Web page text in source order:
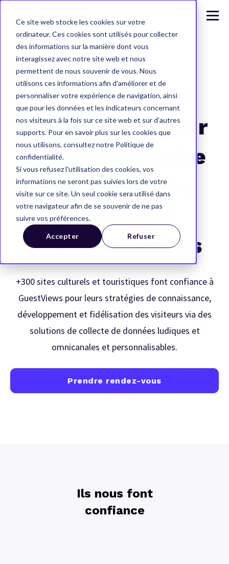
Ce site web stocke les cookies sur votre
ordinateur. Ces cookies sont utilisés pour collecter
des informations sur la manière dont vous
interagissez avec notre site web et nous
permettent de nous souvenir de vous. Nous
utilisons ces informations afin d'améliorer et de
personnaliser votre expérience de navigation, ainsi
que pour les données et les indicateurs concernant
nos visiteurs à la fois sur ce site web et sur d'autres
supports. Pour en savoir plus sur les cookies que
nous utilisons, consultez notre Politique de
confidentialité.
Si vous refusez l'utilisation des cookies, vos
informations ne seront pas suivies lors de votre
visite sur ce site. Un seul cookie sera utilisé dans
votre navigateur afin de se souvenir de ne pas
suivre vos préférences.
Accepter Refuser
Les dispositifs
d’écoute-visiteur
pour comprendre
et fidéliser les
publics des
réseaux de sites
+300 sites culturels et touristiques font confiance à
GuestViews pour leurs stratégies de connaissance,
développement et fidélisation des visiteurs via des
solutions de collecte de données ludiques et
omnicanales et personnalisables.
Prendre rendez-vous
Ils nous font
confiance